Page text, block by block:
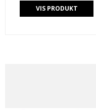
VIS PRODUKT